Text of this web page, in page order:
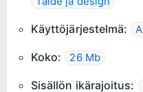
Käyttöjärjestelmä:
Koko: 26 Mb
Sisällön ikärajoitus: